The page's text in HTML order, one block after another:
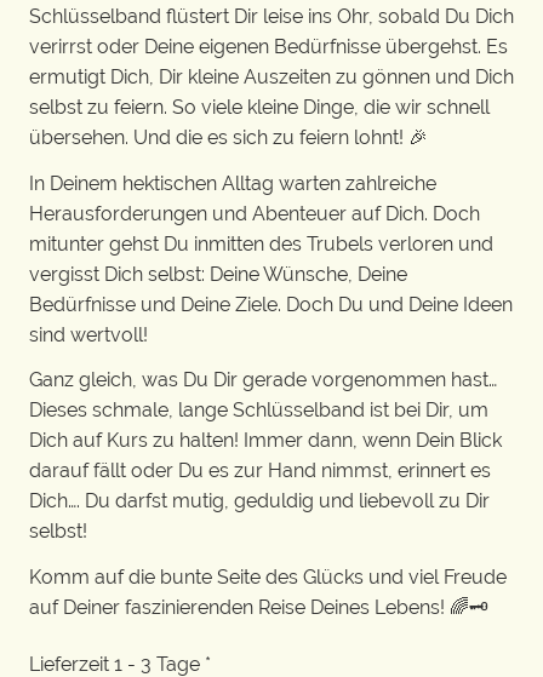
Schlüsselband flüstert Dir leise ins Ohr, sobald Du Dich
verirrst oder Deine eigenen Bedürfnisse übergehst. Es
ermutigt Dich, Dir kleine Auszeiten zu gönnen und Dich
selbst zu feiern. So viele kleine Dinge, die wir schnell
übersehen. Und die es sich zu feiern lohnt! 🎉
In Deinem hektischen Alltag warten zahlreiche
Herausforderungen und Abenteuer auf Dich. Doch
mitunter gehst Du inmitten des Trubels verloren und
vergisst Dich selbst: Deine Wünsche, Deine
Bedürfnisse und Deine Ziele. Doch Du und Deine Ideen
sind wertvoll!
Ganz gleich, was Du Dir gerade vorgenommen hast…
Dieses schmale, lange Schlüsselband ist bei Dir, um
Dich auf Kurs zu halten! Immer dann, wenn Dein Blick
darauf fällt oder Du es zur Hand nimmst, erinnert es
Dich…. Du darfst mutig, geduldig und liebevoll zu Dir
selbst!
Komm auf die bunte Seite des Glücks und viel Freude
auf Deiner faszinierenden Reise Deines Lebens! 🌈🗝️
Lieferzeit 1 - 3 Tage *